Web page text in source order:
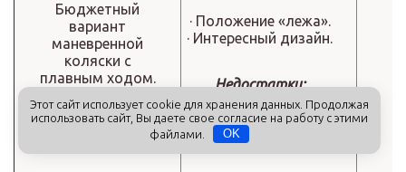
Бюджетный
вариант
маневренной
коляски с
плавным ходом.
Цена всего 2500
· Положение «лежа».
· Интересный дизайн.
Недостатки:
· Шум от колес.
Этот сайт использует cookie для хранения данных. Продолжая
использовать сайт, Вы даете свое согласие на работу с этими
файлами.
OK